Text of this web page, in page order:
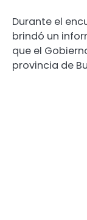
Durante el
brindó un
que el
provincia de